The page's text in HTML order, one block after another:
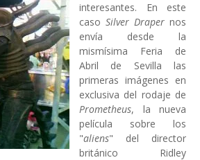
interesantes. En este
caso Silver Draper nos
envía desde la
mismísima Feria de
Abril de Sevilla las
primeras imágenes en
exclusiva del rodaje de
Prometheus, la nueva
película sobre los
"aliens" del director
británico Ridley